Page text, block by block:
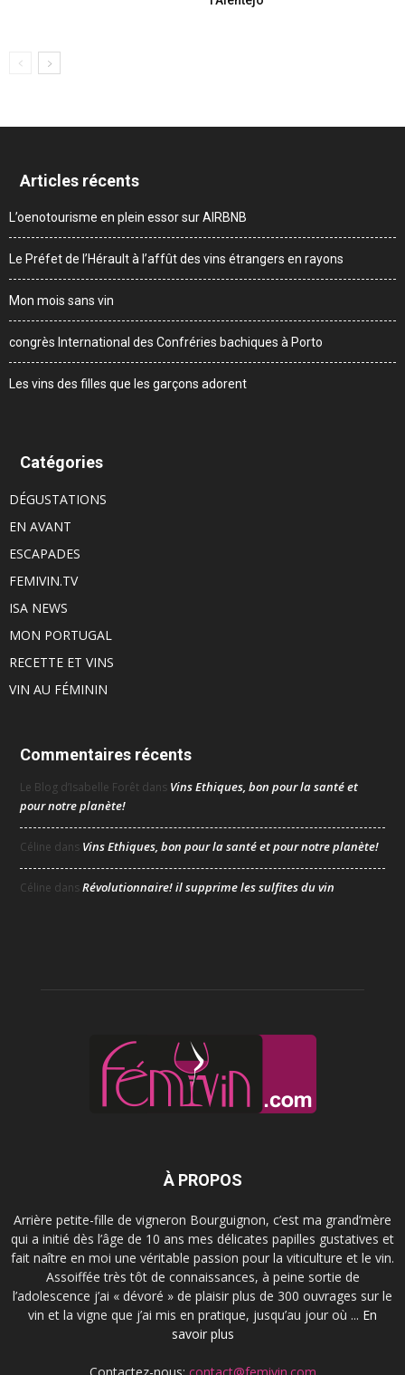
Articles récents
L’oenotourisme en plein essor sur AIRBNB
Le Préfet de l’Hérault à l’affût des vins étrangers en rayons
Mon mois sans vin
congrès International des Confréries bachiques à Porto
Les vins des filles que les garçons adorent
Catégories
DÉGUSTATIONS
EN AVANT
ESCAPADES
FEMIVIN.TV
ISA NEWS
MON PORTUGAL
RECETTE ET VINS
VIN AU FÉMININ
Commentaires récents
Le Blog d’Isabelle Forêt dans Vins Ethiques, bon pour la santé et
pour notre planète!
Céline dans Vins Ethiques, bon pour la santé et pour notre planète!
Céline dansRévolutionnaire! il supprime les sulfites du vin
À PROPOS
Arrière petite-fille de vigneron Bourguignon, c’est ma grand’mère
qui a initié dès l’âge de 10 ans mes délicates papilles gustatives et
fait naître en moi une véritable passion pour la viticulture et le vin.
Assoiffée très tôt de connaissances, à peine sortie de
l’adolescence j’ai « dévoré » de plaisir plus de 300 ouvrages sur le
vin et la vigne que j’ai mis en pratique, jusqu’au jour où ... En
savoir plus